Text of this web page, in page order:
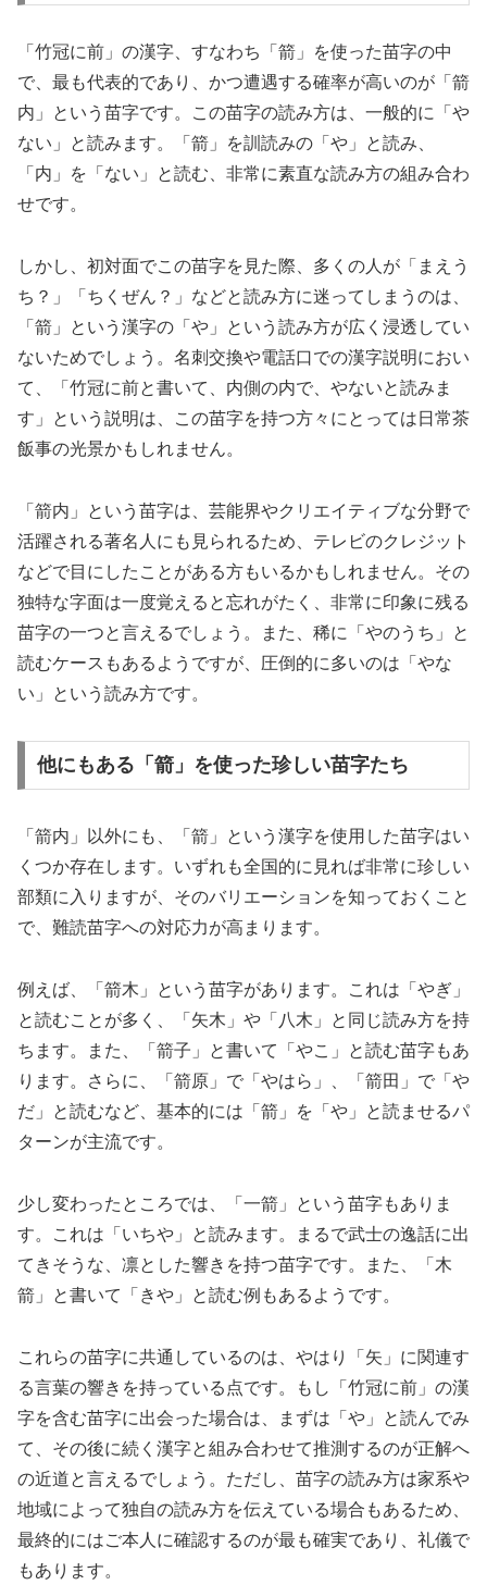
「竹冠に前」の漢字、すなわち「箭」を使った苗字の中
で、最も代表的であり、かつ遭遇する確率が高いのが「箭
内」という苗字です。この苗字の読み方は、一般的に「や
ない」と読みます。「箭」を訓読みの「や」と読み、
「内」を「ない」と読む、非常に素直な読み方の組み合わ
せです。
しかし、初対面でこの苗字を見た際、多くの人が「まえう
ち？」「ちくぜん？」などと読み方に迷ってしまうのは、
「箭」という漢字の「や」という読み方が広く浸透してい
ないためでしょう。名刺交換や電話口での漢字説明におい
て、「竹冠に前と書いて、内側の内で、やないと読みま
す」という説明は、この苗字を持つ方々にとっては日常茶
飯事の光景かもしれません。
「箭内」という苗字は、芸能界やクリエイティブな分野で
活躍される著名人にも見られるため、テレビのクレジット
などで目にしたことがある方もいるかもしれません。その
独特な字面は一度覚えると忘れがたく、非常に印象に残る
苗字の一つと言えるでしょう。また、稀に「やのうち」と
読むケースもあるようですが、圧倒的に多いのは「やな
い」という読み方です。
他にもある「箭」を使った珍しい苗字たち
「箭内」以外にも、「箭」という漢字を使用した苗字はい
くつか存在します。いずれも全国的に見れば非常に珍しい
部類に入りますが、そのバリエーションを知っておくこと
で、難読苗字への対応力が高まります。
例えば、「箭木」という苗字があります。これは「やぎ」
と読むことが多く、「矢木」や「八木」と同じ読み方を持
ちます。また、「箭子」と書いて「やこ」と読む苗字もあ
ります。さらに、「箭原」で「やはら」、「箭田」で「や
だ」と読むなど、基本的には「箭」を「や」と読ませるパ
ターンが主流です。
少し変わったところでは、「一箭」という苗字もありま
す。これは「いちや」と読みます。まるで武士の逸話に出
てきそうな、凛とした響きを持つ苗字です。また、「木
箭」と書いて「きや」と読む例もあるようです。
これらの苗字に共通しているのは、やはり「矢」に関連す
る言葉の響きを持っている点です。もし「竹冠に前」の漢
字を含む苗字に出会った場合は、まずは「や」と読んでみ
て、その後に続く漢字と組み合わせて推測するのが正解へ
の近道と言えるでしょう。ただし、苗字の読み方は家系や
地域によって独自の読み方を伝えている場合もあるため、
最終的にはご本人に確認するのが最も確実であり、礼儀で
もあります。